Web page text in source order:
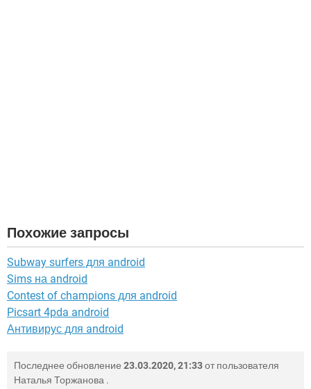
Похожие запросы
Subway surfers для android
Sims на android
Contest of champions для android
Picsart 4pda android
Антивирус для android
Последнее обновление 23.03.2020, 21:33от пользователя
Наталья Торжанова .